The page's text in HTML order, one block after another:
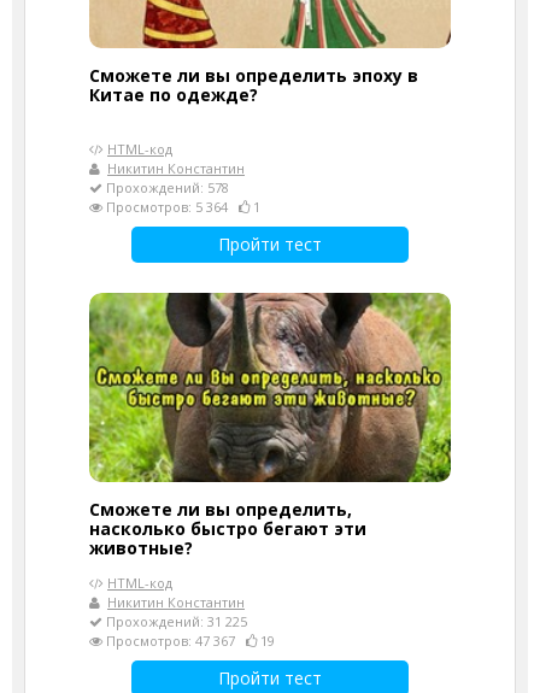
Сможете ли вы определить эпоху в
Китае по одежде?
HTML-код
Никитин Константин
Прохождений: 578
Просмотров: 5 364
1
Пройти тест
Сможете ли вы определить,
насколько быстро бегают эти
животные?
HTML-код
Никитин Константин
Прохождений: 31 225
Просмотров: 47 367
19
Пройти тест